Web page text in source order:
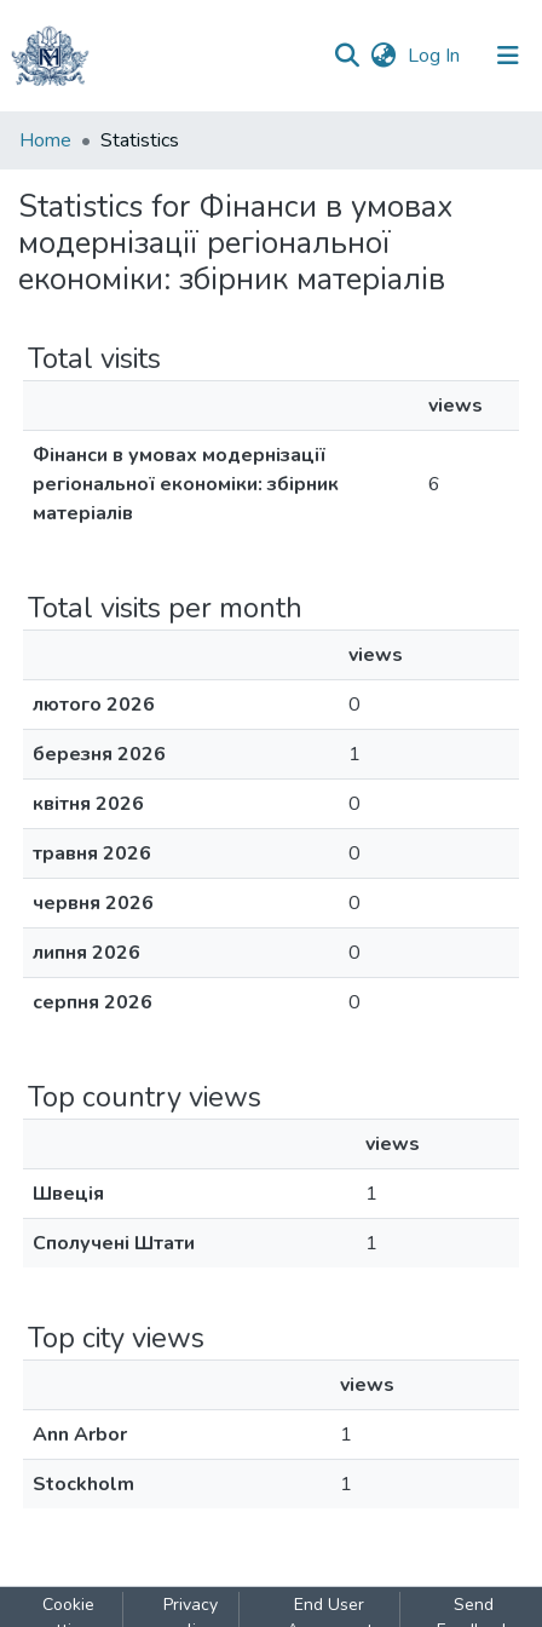
Log In (current)
Communities
Collections
All of DSpace
Home Statistics
Statistics for Фінанси в умовах
модернізації регіональної
економіки: збірник матеріалів
Total visits
views
Фінанси в умовах модернізації
регіональної економіки: збірник
матеріалів
6
Total visits per month
views
лютого 2026
0
березня 2026
1
квітня 2026
0
травня 2026
0
червня 2026
0
липня 2026
0
серпня 2026
0
Top country views
views
Швеція
1
Сполучені Штати
1
Top city views
views
Ann Arbor
1
Stockholm
1
Cookie
Privacy
End User
Send